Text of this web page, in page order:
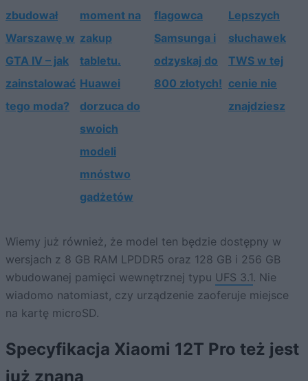
zbudował
Warszawę w
GTA IV – jak
zainstalować
tego moda?
moment na
zakup
tabletu.
Huawei
dorzuca do
swoich
modeli
mnóstwo
gadżetów
flagowca
Samsunga i
odzyskaj do
800 złotych!
Lepszych
słuchawek
TWS w tej
cenie nie
znajdziesz
Wiemy już również, że model ten będzie dostępny w
wersjach z 8 GB RAM LPDDR5 oraz 128 GB i 256 GB
wbudowanej pamięci wewnętrznej typu UFS 3.1. Nie
wiadomo natomiast, czy urządzenie zaoferuje miejsce
na kartę microSD.
Specyfikacja Xiaomi 12T Pro też jest
już znana